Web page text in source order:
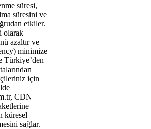
süresi,
süresini ve
etkiler.
olarak
azaltır ve
minimize
Türkiye’den
için
CDN
küresel
sağlar.